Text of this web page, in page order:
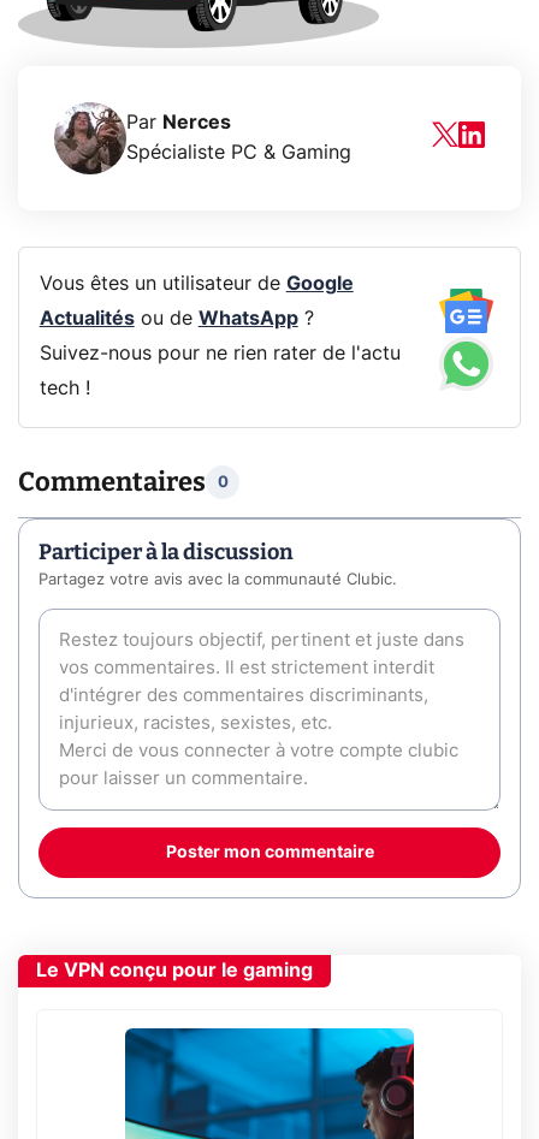
Par Nerces
Spécialiste PC & Gaming
Vous êtes un utilisateur de Google
Actualitésou de WhatsApp?
Suivez-nous pour ne rien rater de l'actu
tech !
Commentaires 0
Participer à la discussion
Partagez votre avis avec la communauté Clubic.
Poster mon commentaire
Le VPN conçu pour le gaming